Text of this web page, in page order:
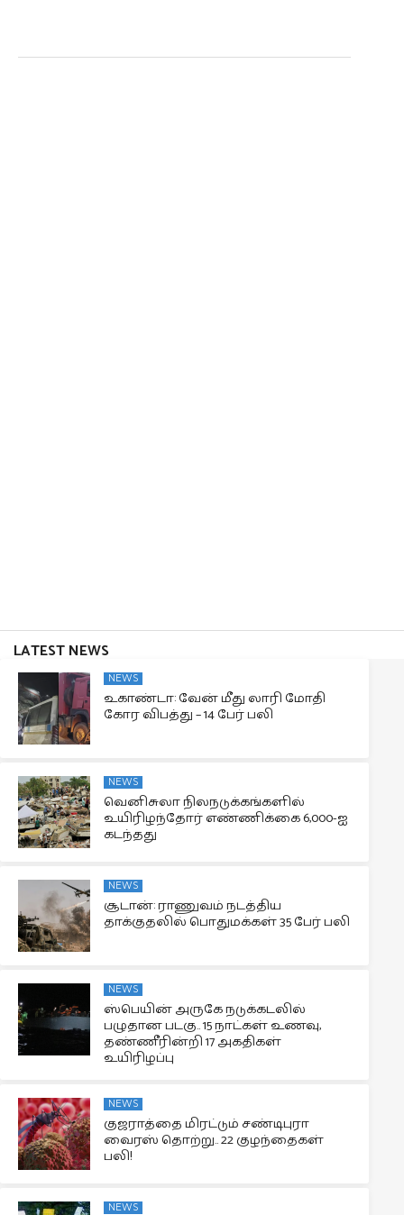
LATEST NEWS
NEWS
உகாண்டா: வேன் மீது லாரி மோதி
கோர விபத்து – 14 பேர் பலி
NEWS
வெனிசுலா நிலநடுக்கங்களில்
உயிரிழந்தோர் எண்ணிக்கை 6,000-ஐ
கடந்தது
NEWS
சூடான்: ராணுவம் நடத்திய
தாக்குதலில் பொதுமக்கள் 35 பேர் பலி
NEWS
ஸ்பெயின் அருகே நடுக்கடலில்
பழுதான படகு.. 15 நாட்கள் உணவு,
தண்ணீரின்றி 17 அகதிகள்
உயிரிழப்பு
NEWS
குஜராத்தை மிரட்டும் சண்டிபுரா
வைரஸ் தொற்று.. 22 குழந்தைகள்
பலி!
NEWS